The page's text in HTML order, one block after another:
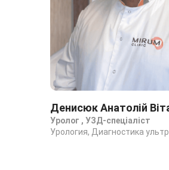
Денисюк Анатолій
Уролог , УЗД-спеціаліст
Урология, Диагностика